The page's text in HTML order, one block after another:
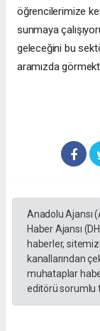
öğrencilerimize
sunmaya
geleceğini bu
aramızda
Anadolu Ajansı
Haber Ajansı
haberler,
kanallarından
muhataplar
editörü sorumlu